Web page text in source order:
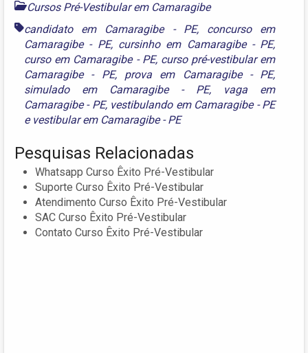
Cursos Pré-Vestibular em Camaragibe
candidato em Camaragibe - PE, concurso em
Camaragibe - PE, cursinho em Camaragibe - PE,
curso em Camaragibe - PE, curso pré-vestibular em
Camaragibe - PE, prova em Camaragibe - PE,
simulado em Camaragibe - PE, vaga em
Camaragibe - PE, vestibulando em Camaragibe - PE
e vestibular em Camaragibe - PE
Pesquisas Relacionadas
Whatsapp Curso Êxito Pré-Vestibular
Suporte Curso Êxito Pré-Vestibular
Atendimento Curso Êxito Pré-Vestibular
SAC Curso Êxito Pré-Vestibular
Contato Curso Êxito Pré-Vestibular